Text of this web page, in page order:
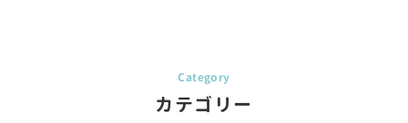
カテゴリー